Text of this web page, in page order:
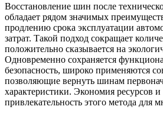
Восстановление шин после
обладает рядом значимых
продлению срока эксплуатации
затрат. Такой подход сокращает
положительно сказывается на
Одновременно сохраняется
безопасность, широко применяются
позволяющие вернуть шинам
характеристики. Экономия ресурсов
привлекательность этого метода для